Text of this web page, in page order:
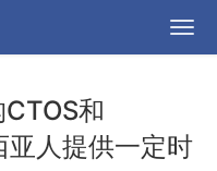
和
人提供一定时